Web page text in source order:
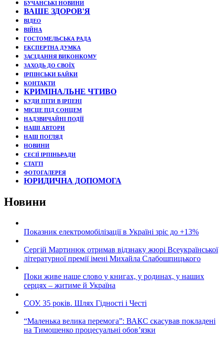
БУЧАНСЬКІ НОВИНИ
ВАШЕ ЗДОРОВ'Я
ВІДЕО
ВІЙНА
ГОСТОМЕЛЬСЬКА РАДА
ЕКСПЕРТНА ДУМКА
ЗАСІДАННЯ ВИКОНКОМУ
ЗАХОДЬ ДО СВОЇХ
ІРПІНСЬКИ БАЙКИ
КОНТАКТИ
КРИМІНАЛЬНЕ ЧТИВО
КУДИ ПІТИ В ІРПЕНІ
МІСЦЕ ПІД СОНЦЕМ
НАДЗВИЧАЙНІ ПОДЇЇ
НАШІ АВТОРИ
НАШ ПОГЛЯД
НОВИНИ
СЕСІЇ ІРПІНЬРАДИ
СТАТТІ
ФОТОГАЛЕРЕЯ
ЮРИДИЧНА ДОПОМОГА
Новини
Показник електромобілізації в Україні зріс до +13%
Сергій Мартинюк отримав відзнаку жюрі Всеукраїнської
літературної премії імені Михайла Слабошпицького
Поки живе наше слово у книгах, у родинах, у наших
серцях – житиме й Україна
СОУ. 35 років. Шлях Гідності і Честі
“Маленька велика перемога”: ВАКС скасував покладені
на Тимошенко процесуальні обов’язки